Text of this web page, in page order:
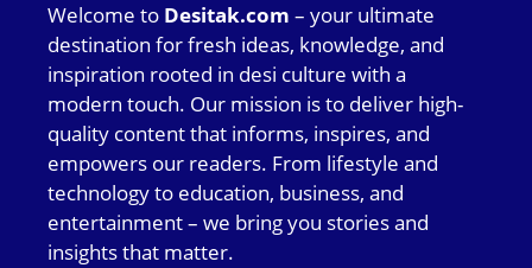
Welcome to Desitak.com – your ultimate
destination for fresh ideas, knowledge, and
inspiration rooted in desi culture with a
modern touch. Our mission is to deliver high-
quality content that informs, inspires, and
empowers our readers. From lifestyle and
technology to education, business, and
entertainment – we bring you stories and
insights that matter.